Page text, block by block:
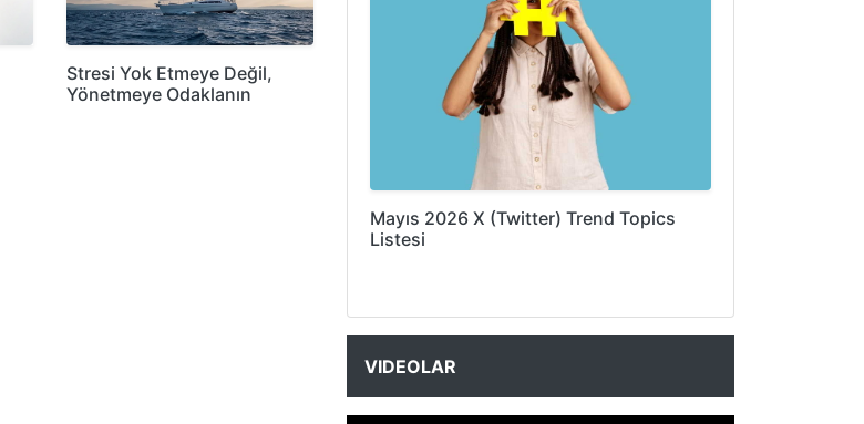
Stresi Yok Etmeye Değil,
Yönetmeye Odaklanın
Mayıs 2026 X (Twitter) Trend Topics
Listesi
VIDEOLAR